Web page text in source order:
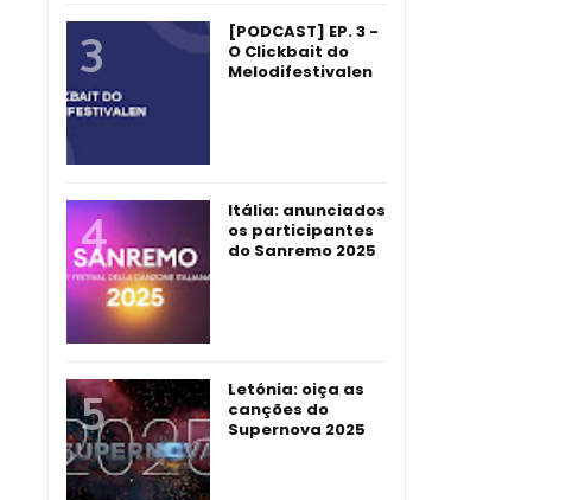
[PODCAST] EP. 3 -
O Clickbait do
Melodifestivalen
Itália: anunciados
os participantes
do Sanremo 2025
Letónia: oiça as
canções do
Supernova 2025